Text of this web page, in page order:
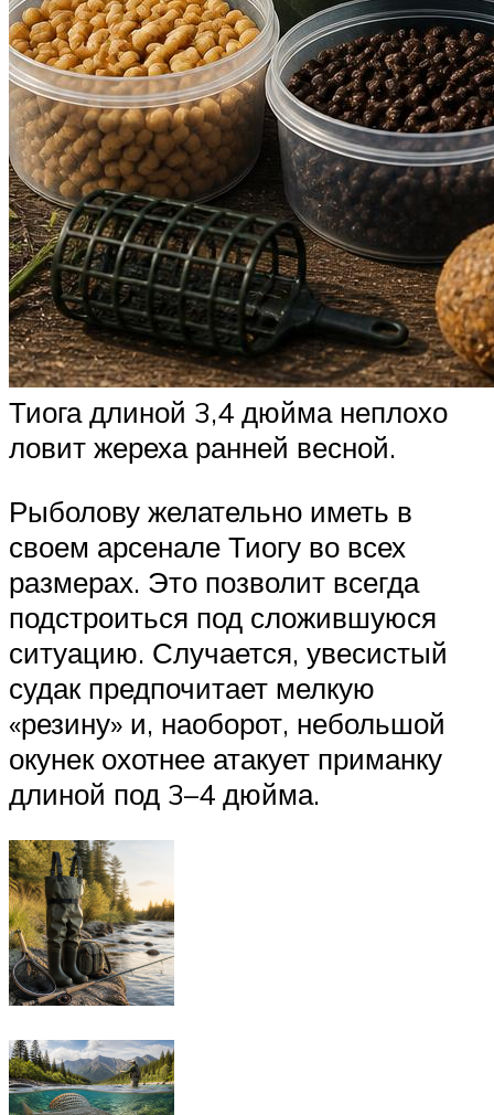
Тиога длиной 3,4 дюйма неплохо
ловит жереха ранней весной.
Рыболову желательно иметь в
своем арсенале Тиогу во всех
размерах. Это позволит всегда
подстроиться под сложившуюся
ситуацию. Случается, увесистый
судак предпочитает мелкую
«резину» и, наоборот, небольшой
окунек охотнее атакует приманку
длиной под 3–4 дюйма.